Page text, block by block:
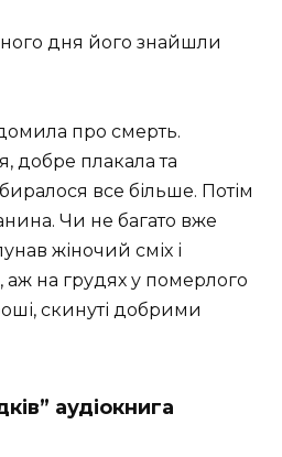
дня його знайшли
про смерть.
добре плакала та
все більше. Потім
Чи не багато вже
жіночий сміх і
аж на грудях у померлого
скинуті добрими
аудіокнига